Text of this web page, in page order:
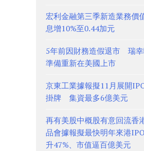
宏利金融第三季新造業務
息增10%至0.44加元
5年前因財務造假退市 瑞幸
準備重新在美國上市
京東工業據報擬11月展開
掛牌 集資最多6億美元
再有美股中概股有意回流
品會據報擬最快明年來港
升47%、市值逼百億美元